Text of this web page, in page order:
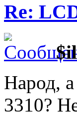
Re:
Народ, а
3310?